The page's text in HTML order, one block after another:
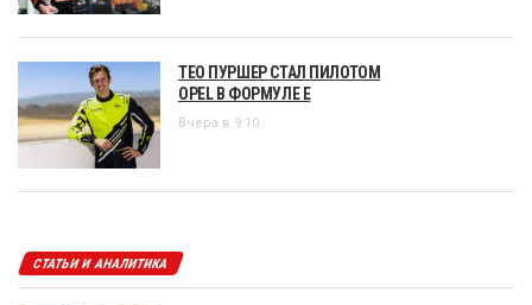
ТЕО ПУРШЕР СТАЛ ПИЛОТОМ
OPEL В ФОРМУЛЕ Е
Вчера в 9:10
СТАТЬИ И АНАЛИТИКА